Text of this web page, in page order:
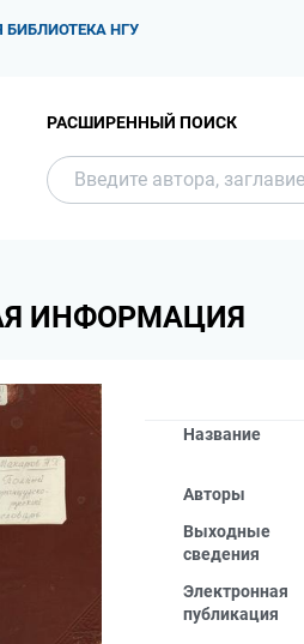
БИБЛИОТЕКА НГУ
РАСШИРЕННЫЙ ПОИСК
ИНФОРМАЦИЯ
Название
Авторы
Выходные
сведения
Электронная
публикация